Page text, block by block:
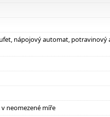
nápojový automat,
neomezené míře